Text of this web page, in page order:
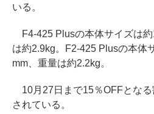
いる。
F4-425 Plusの本体サイズは
は約2.9kg。F2-425 Plusの本体
mm、重量は約2.2kg。
10月27日まで15％OFFとな
されている。